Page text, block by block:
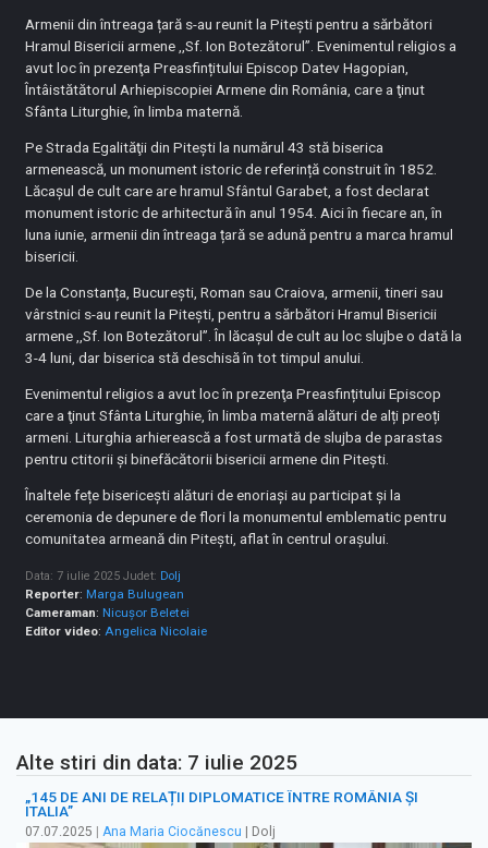
Armenii din întreaga țară s-au reunit la Pitești pentru a sărbători
Hramul Bisericii armene ,,Sf. Ion Botezătorul’’. Evenimentul religios a
avut loc în prezenţa Preasfințitului Episcop Datev Hagopian,
Întâistătătorul Arhiepiscopiei Armene din România, care a ţinut
Sfânta Liturghie, în limba maternă.
Pe Strada Egalităţii din Pitești la numărul 43 stă biserica
armenească, un monument istoric de referință construit în 1852.
Lăcaşul de cult care are hramul Sfântul Garabet, a fost declarat
monument istoric de arhitectură în anul 1954. Aici în fiecare an, în
luna iunie, armenii din întreaga țară se adună pentru a marca hramul
bisericii.
De la Constanța, București, Roman sau Craiova, armenii, tineri sau
vârstnici s-au reunit la Piteşti, pentru a sărbători Hramul Bisericii
armene ,,Sf. Ion Botezătorul’’. În lăcaşul de cult au loc slujbe o dată la
3-4 luni, dar biserica stă deschisă în tot timpul anului.
Evenimentul religios a avut loc în prezenţa Preasfințitului Episcop
care a ţinut Sfânta Liturghie, în limba maternă alături de alți preoți
armeni. Liturghia arhierească a fost urmată de slujba de parastas
pentru ctitorii și binefăcătorii bisericii armene din Pitești.
Înaltele fețe bisericești alături de enoriaşi au participat și la
ceremonia de depunere de flori la monumentul emblematic pentru
comunitatea armeană din Piteşti, aflat în centrul oraşului.
Data: 7 iulie 2025 Judet: Dolj
Reporter: Marga Bulugean
Cameraman: Nicușor Beletei
Editor video:Angelica Nicolaie
Alte stiri din data: 7 iulie 2025
„145 DE ANI DE RELAȚII DIPLOMATICE ÎNTRE ROMÂNIA ȘI
ITALIA”
07.07.2025 Ana Maria Ciocănescu | Dolj